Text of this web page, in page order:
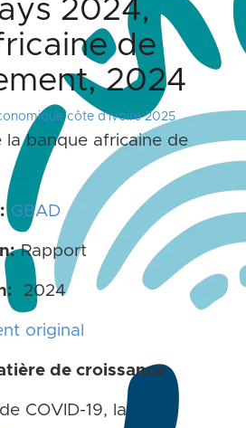
2024,
de
2024
côte d'ivoire 2025
la banque africaine de
GBAD
Rapport
2024
original
de croissance
COVID-19, la